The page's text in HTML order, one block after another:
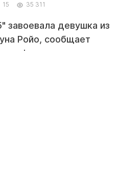
15 35 311
завоевала девушка из
Ройо, сообщает